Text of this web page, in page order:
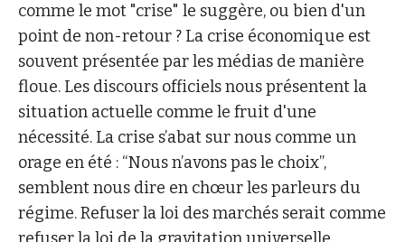
comme le mot "crise" le suggère, ou bien d'un
point de non-retour ? La crise économique est
souvent présentée par les médias de manière
floue. Les discours officiels nous présentent la
situation actuelle comme le fruit d'une
nécessité. La crise s’abat sur nous comme un
orage en été : “Nous n’avons pas le choix”,
semblent nous dire en chœur les parleurs du
régime. Refuser la loi des marchés serait comme